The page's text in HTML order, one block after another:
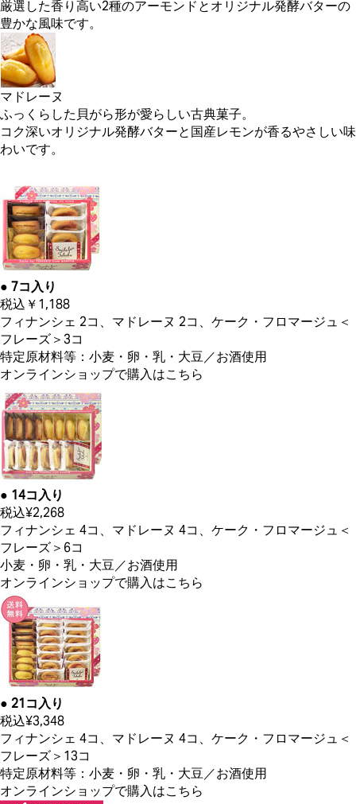
厳選した香り高い2種のアーモンドとオリジナル発酵バターの
豊かな風味です。
マドレーヌ
ふっくらした貝がら形が愛らしい古典菓子。
コク深いオリジナル発酵バターと国産レモンが香るやさしい味
わいです。
● 7コ入り
税込￥1,188
フィナンシェ 2コ、マドレーヌ 2コ、ケーク・フロマージュ＜
フレーズ＞3コ
特定原材料等：小麦・卵・乳・大豆／お酒使用
オンラインショップで購入はこちら
● 14コ入り
税込¥2,268
フィナンシェ 4コ、マドレーヌ 4コ、ケーク・フロマージュ＜
フレーズ＞6コ
小麦・卵・乳・大豆／お酒使用
オンラインショップで購入はこちら
● 21コ入り
税込¥3,348
フィナンシェ 4コ、マドレーヌ 4コ、ケーク・フロマージュ＜
フレーズ＞13コ
特定原材料等：小麦・卵・乳・大豆／お酒使用
オンラインショップで購入はこちら